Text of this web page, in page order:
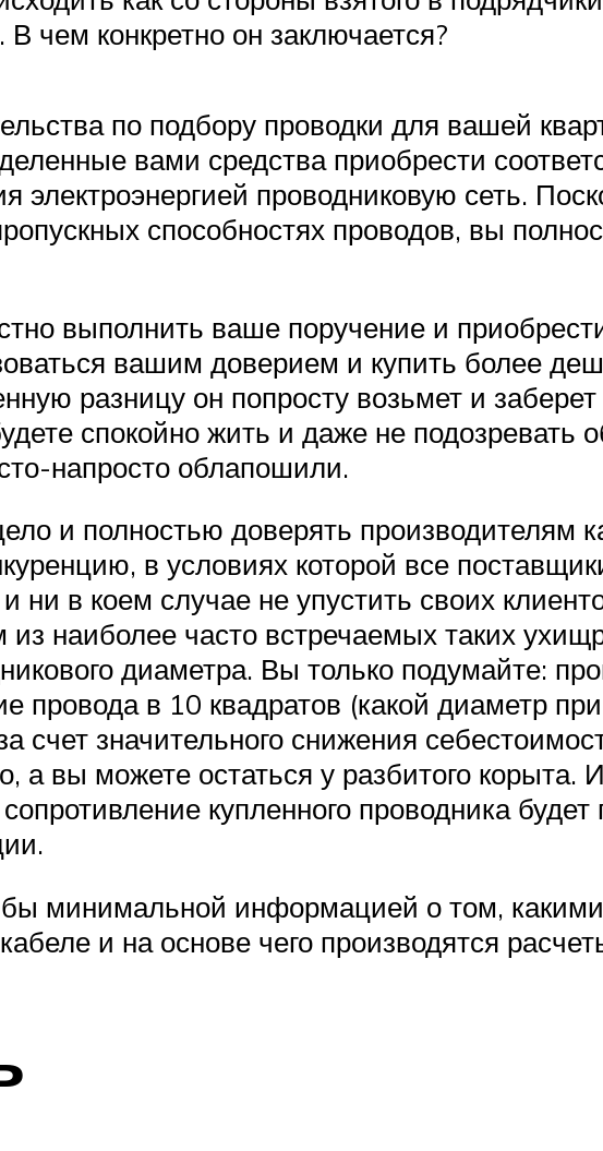
чем конкретно он заключается?
по подбору проводки для вашей
вами средства приобрести
электроэнергией проводниковую сеть.
способностях проводов, вы
выполнить ваше поручение и
вашим доверием и купить более
разницу он попросту возьмет и
спокойно жить и даже не подозревать
напросто облапошили.
и полностью доверять производителям
в условиях которой все
ни в коем случае не упустить своих
наиболее часто встречаемых таких
диаметра. Вы только подумайте:
провода в 10 квадратов (какой диаметр
счет значительного снижения
а вы можете остаться у разбитого корыта.
купленного проводника будет
бы минимальной информацией о том,
и на основе чего производятся